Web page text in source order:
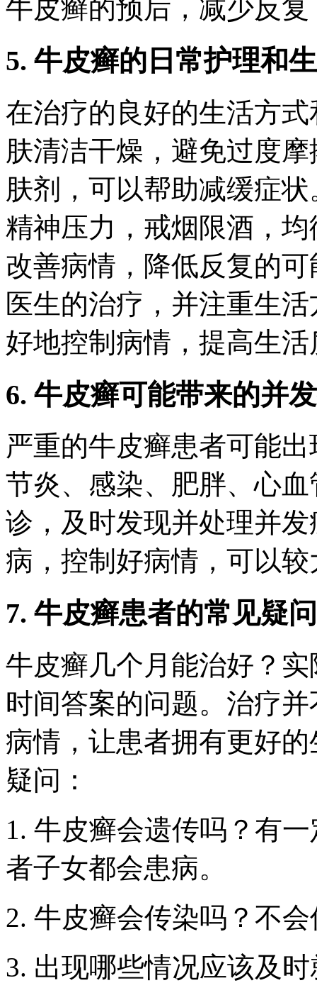
牛皮癣的预后，减少反
5. 牛皮癣的日常护理和
在治疗的良好的生活方
肤清洁干燥，避免过度
肤剂，可以帮助减缓症
精神压力，戒烟限酒，
改善病情，降低反复的
医生的治疗，并注重生
好地控制病情，提高生活
6. 牛皮癣可能带来的并
严重的牛皮癣患者可能
节炎、感染、肥胖、心
诊，及时发现并处理并
病，控制好病情，可以
7. 牛皮癣患者的常见疑
牛皮癣几个月能治好？
时间答案的问题。治疗
病情，让患者拥有更好
疑问：
1. 牛皮癣会遗传吗？有
者子女都会患病。
2. 牛皮癣会传染吗？不
3. 出现哪些情况应该及